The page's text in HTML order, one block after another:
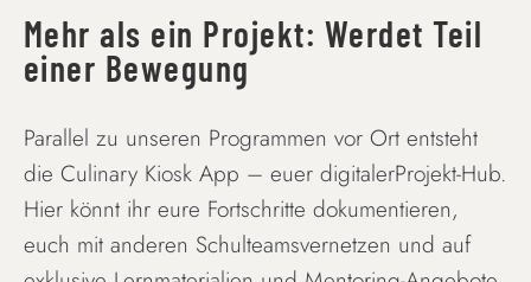
Mehr als ein Projekt: Werdet Teil
einer Bewegung
Parallel zu unseren Programmen vor Ort entsteht
die Culinary Kiosk App – euer digitalerProjekt-Hub.
Hier könnt ihr eure Fortschritte dokumentieren,
euch mit anderen Schulteamsvernetzen und auf